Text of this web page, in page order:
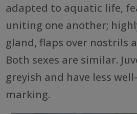
adapted to aquatic life,
uniting one another;
gland, flaps over nostrils
Both sexes are similar.
greyish and have less
marking.